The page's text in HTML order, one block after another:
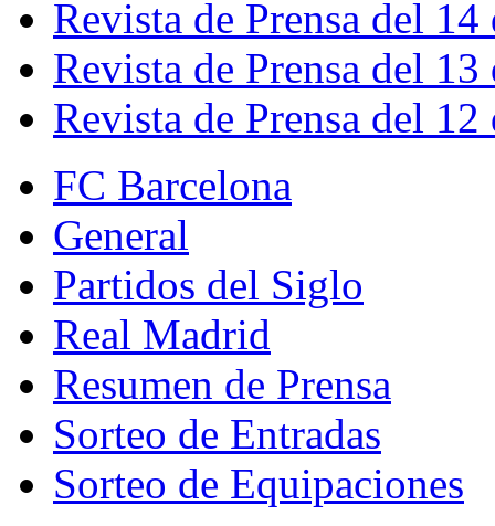
Revista de Prensa del
Revista de Prensa del
Revista de Prensa del
FC Barcelona
General
Partidos del Siglo
Real Madrid
Resumen de Prensa
Sorteo de Entradas
Sorteo de Equipaciones